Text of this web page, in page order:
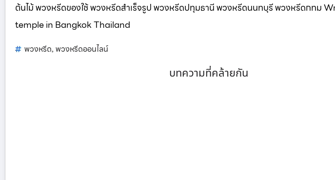
ต้นไม้ พวงหรีดของใช้ พวงหรีดสำเร็จรูป พวงหรีดปทุมธานี พวงหรีดนนทบุรี พวงหรีดกทม
temple in Bangkok Thailand
พวงหรีด, พวงหรีดออนไลน์
บทความที่คล้ายกัน